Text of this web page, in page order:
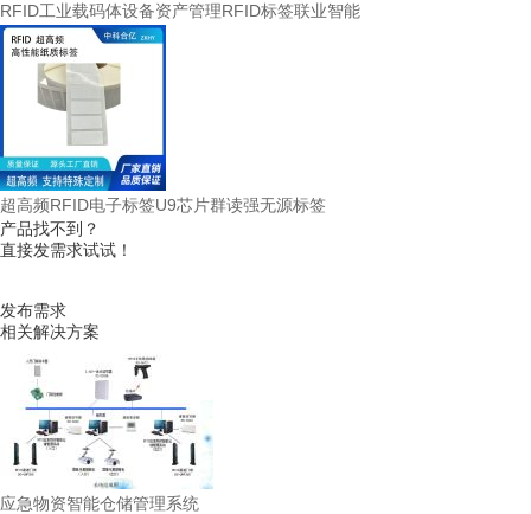
RFID工业载码体设备资产管理RFID标签联业智能
超高频RFID电子标签U9芯片群读强无源标签
产品找不到？
直接发需求试试！
发布需求
相关解决方案
应急物资智能仓储管理系统